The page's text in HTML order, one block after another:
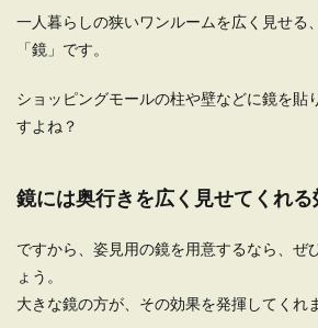
一人暮らしの狭いワンルームを広く見せる
「鏡」です。
ショッピングモールの柱や壁などに鏡を貼
すよね？
鏡には奥行きを広く見せてくれる
ですから、姿見用の鏡を用意するなら、ぜ
ょう。
大きな鏡の方が、その効果を発揮してくれ